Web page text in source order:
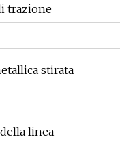
trazione
stirata
linea